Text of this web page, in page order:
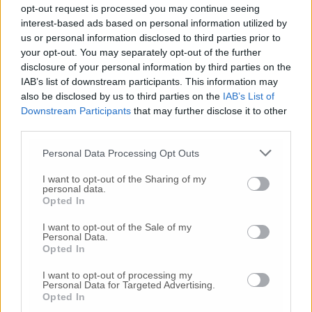
opt-out request is processed you may continue seeing
interest-based ads based on personal information utilized by
us or personal information disclosed to third parties prior to
your opt-out. You may separately opt-out of the further
disclosure of your personal information by third parties on the
IAB’s list of downstream participants. This information may
also be disclosed by us to third parties on the IAB’s List of
Downstream Participants that may further disclose it to other
Personal Data Processing Opt Outs
I want to opt-out of the Sharing of my
personal data.
Opted In
I want to opt-out of the Sale of my
Personal Data.
Opted In
I want to opt-out of processing my
Personal Data for Targeted Advertising.
Opted In
Pesaro Urbino dove invece le lezioni sono
sospese per i casi accettati di contagio da
Coronavirus».
Situazione analoga al liceo scientifico ‘Vito
Volterra’ di Fabriano, dove tra i 580 studenti
stamattina una novantina circa si è
presentata senza certificato medico.«Una
situazione caotica che abbiamo risolto nel
corso della prima ora di lezione (saltata per
forza maggiore) grazie all’interpretazione più
estensiva offerta dal Dpcm emanato ieri dal
governo – racconta il dirigente scolastico
Francesco Mezzanotte – Il nuovo decreto
puntualizza infatti che non possono essere
ammessi in classe gli alunni senza certificato
medico che siano stati assenti per una
‘malattia infettiva’. Ho chiesto pertanto a chi
non era in aula già lo scorso 25 febbraio di